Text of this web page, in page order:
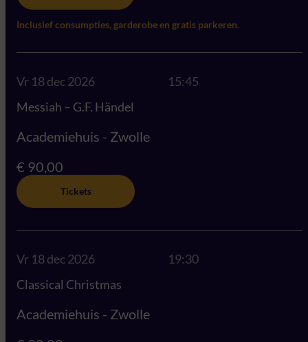
Inclusief consumpties, garderobe en gratis parkeren.
Vr 18 dec 2026
15:45
Messiah – G.F. Händel
Academiehuis - Zwolle
€ 90,00
Tickets
Vr 18 dec 2026
19:30
Classical Christmas
Academiehuis - Zwolle